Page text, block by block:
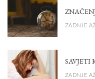
ZADNJE
SAVJETI
ZADNJE